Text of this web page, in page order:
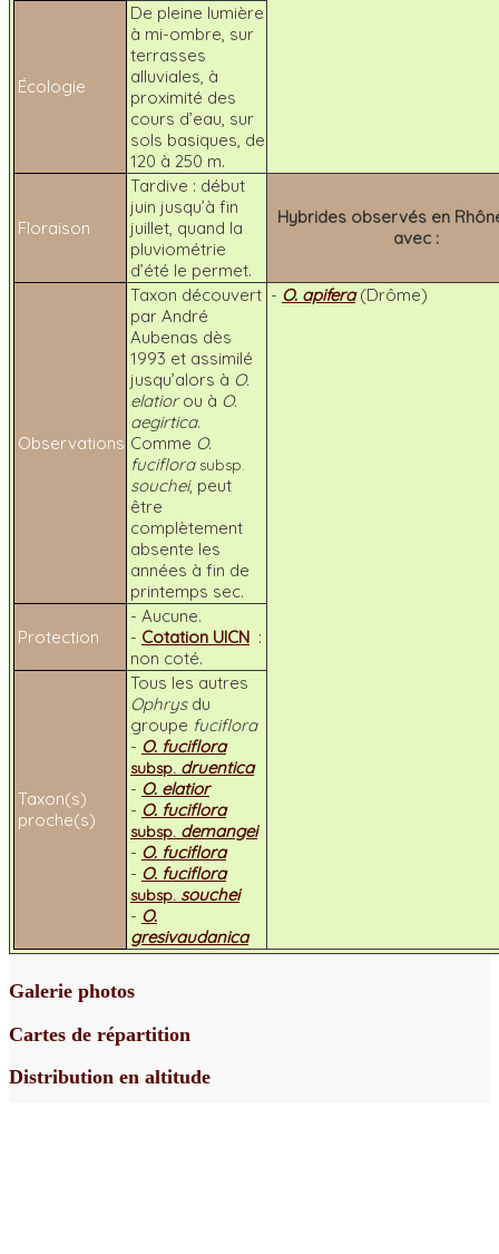
Écologie
De pleine lumière
à mi-ombre, sur
terrasses
alluviales, à
proximité des
cours d’eau, sur
sols basiques, de
120 à 250 m.
Floraison
Tardive : début
juin jusqu’à fin
juillet, quand la
pluviométrie
d’été le permet.
Hybrides observés en
avec :
Observations
Taxon découvert
par André
Aubenas dès
1993 et assimilé
jusqu’alors à O.
elatiorou à O.
aegirtica.
Comme O.
fuciflora subsp.
souchei, peut
être
complètement
absente les
années à fin de
printemps sec.
- O. apifera(Drôme)
Protection
- Aucune.
- Cotation UICN :
non coté.
Taxon(s)
proche(s)
Tous les autres
Ophrysdu
groupe fuciflora
- O. fuciflora
subsp. druentica
- O. elatior
- O. fuciflora
subsp. demangei
- O. fuciflora
- O. fuciflora
subsp. souchei
- O.
gresivaudanica
Galerie photos
Cartes de répartition
Distribution en altitude